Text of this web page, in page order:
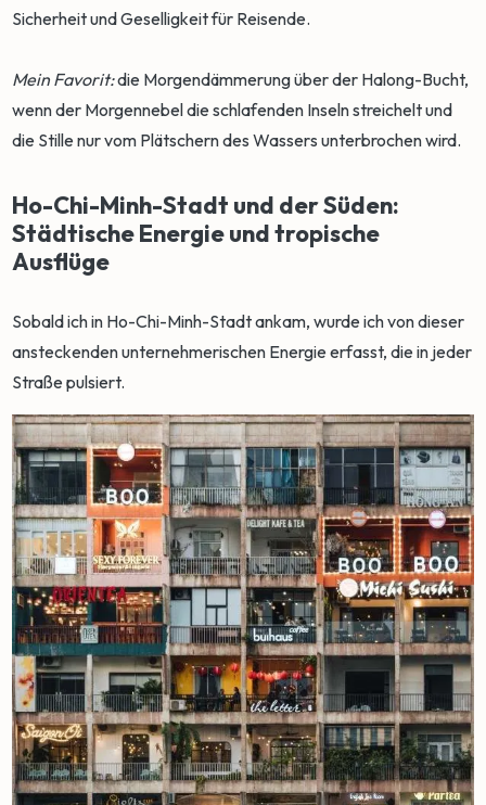
Sicherheit und Geselligkeit für Reisende.
Mein Favorit:die Morgendämmerung über der Halong-Bucht,
wenn der Morgennebel die schlafenden Inseln streichelt und
die Stille nur vom Plätschern des Wassers unterbrochen wird.
Ho-Chi-Minh-Stadt und der Süden:
Städtische Energie und tropische
Ausflüge
Sobald ich in Ho-Chi-Minh-Stadt ankam, wurde ich von dieser
ansteckenden unternehmerischen Energie erfasst, die in jeder
Straße pulsiert.